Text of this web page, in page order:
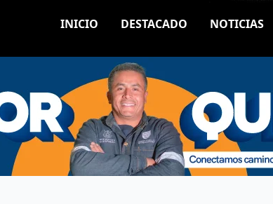
INICIO DESTACADO NOTICIAS